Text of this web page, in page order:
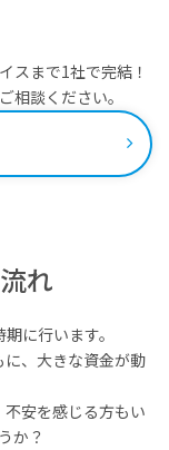
スまで1社で完結！
相談ください。
れ
に行います。
、大きな資金が動
安を感じる方もい
か？